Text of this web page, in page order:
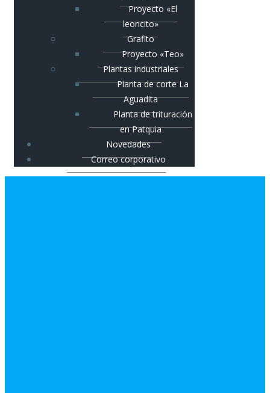
Proyecto «El
leoncito»
Grafito
Proyecto «Teo»
Plantas industriales
Planta de corte La
Aguadita
Planta de trituración
en Patquia
Novedades
Correo corporativo